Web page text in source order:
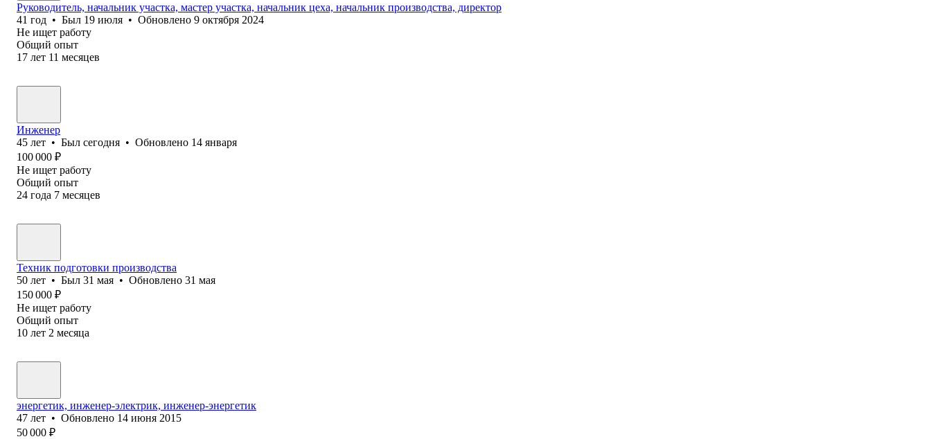
Руководитель, начальник участка, мастер участка, начальник цеха, начальник производства, директор
41 год • Был 19 июля • Обновлено 9 октября 2024
Не ищет работу
Общий опыт
17 лет 11 месяцев
Инженер
45 лет • Был сегодня • Обновлено 14 января
100 000 ₽
Не ищет работу
Общий опыт
24 года 7 месяцев
Техник подготовки производства
50 лет • Был 31 мая • Обновлено 31 мая
150 000 ₽
Не ищет работу
Общий опыт
10 лет 2 месяца
энергетик, инженер-электрик, инженер-энергетик
47 лет • Обновлено 14 июня 2015
50 000 ₽